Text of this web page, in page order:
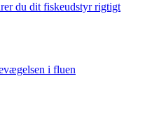
du dit fiskeudstyr rigtigt
i fluen